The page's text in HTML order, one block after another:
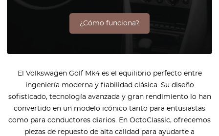
¿Cómo funciona?
El Volkswagen Golf Mk4 es el equilibrio perfecto entre
ingeniería moderna y fiabilidad clásica. Su diseño
sofisticado, tecnología avanzada y gran rendimiento lo han
convertido en un modelo icónico tanto para entusiastas
como para conductores diarios. En OctoClassic, ofrecemos
piezas de repuesto de alta calidad para ayudarte a